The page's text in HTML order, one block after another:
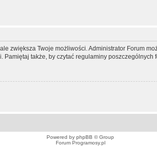
zwiększa Twoje możliwości. Administrator Forum
także, by czytać regulaminy poszczególnych
Powered by phpBB © Group
Forum Programosy.pl